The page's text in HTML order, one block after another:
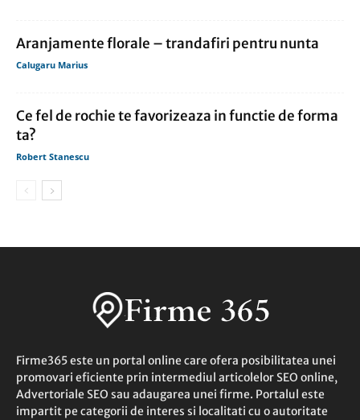
Aranjamente florale – trandafiri pentru nunta
Calugaru Marius
Ce fel de rochie te favorizeaza in functie de forma
ta?
Robert Stanescu
Firme365 este un portal online care ofera posibilitatea unei
promovari eficiente prin intermediul articolelor SEO online,
Advertoriale SEO sau adaugarea unei firme. Portalul este
impartit pe categorii de interes si localitati cu o autoritate